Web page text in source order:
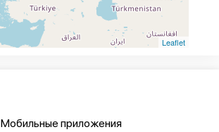
Leaflet
Мобильные приложения